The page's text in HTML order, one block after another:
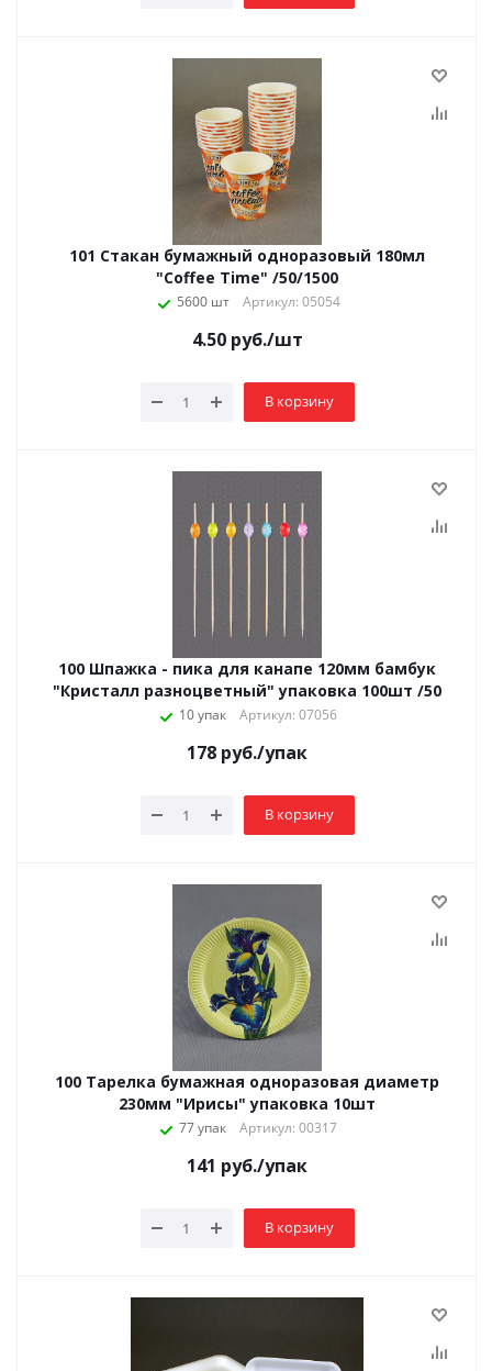
101 Стакан бумажный одноразовый 180мл
"Coffee Time" /50/1500
5600 шт Артикул: 05054
4.50руб./шт
В корзину
100 Шпажка - пика для канапе 120мм бамбук
"Кристалл разноцветный" упаковка 100шт /50
10 упак Артикул: 07056
178 руб./упак
В корзину
100 Тарелка бумажная одноразовая диаметр
230мм "Ирисы" упаковка 10шт
77 упак Артикул: 00317
141 руб./упак
В корзину